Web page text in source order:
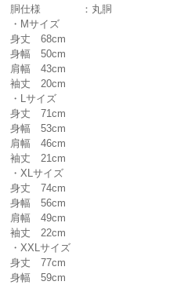
胴仕様 ：丸胴
・Mサイズ
身丈 68cm
身幅 50cm
肩幅 43cm
袖丈 20cm
・Lサイズ
身丈 71cm
身幅 53cm
肩幅 46cm
袖丈 21cm
・XLサイズ
身丈 74cm
身幅 56cm
肩幅 49cm
袖丈 22cm
・XXLサイズ
身丈 77cm
身幅 59cm